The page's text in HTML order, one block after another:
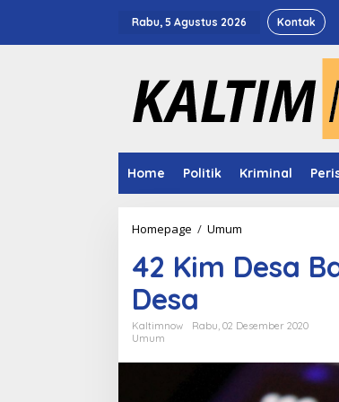
Rabu, 5 Agustus 2026 Kontak
Home Politik Kriminal
Homepage / Umum
Desa
Batuah
Potensi
42 Kim Desa
Desa
Kaltimnow
Rabu, 02 Desember 2020
Umum